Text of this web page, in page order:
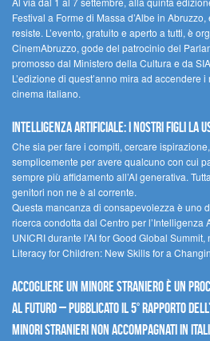
Festival a Forme di Massa d’Albe in
resiste. L’evento, gratuito e aperto a tutti, è
CinemAbruzzo, gode del patrocinio del
promosso dal Ministero della Cultura e da
L’edizione di quest’anno mira ad accendere
cinema italiano.
Intelligenza artificiale: i nostri figli la
Che sia per fare i compiti, cercare
semplicemente per avere qualcuno con cui
sempre più affidamento all’AI generativa.
genitori non ne è al corrente.
Questa mancanza di consapevolezza è uno
ricerca condotta dal Centro per l’Intelligenza
UNICRI durante l’AI for Good Global Summit,
Literacy for Children: New Skills for a
Accogliere un minore straniero è un
al futuro – Pubblicato il 5° rapporto
Minori Stranieri Non Accompagnati in